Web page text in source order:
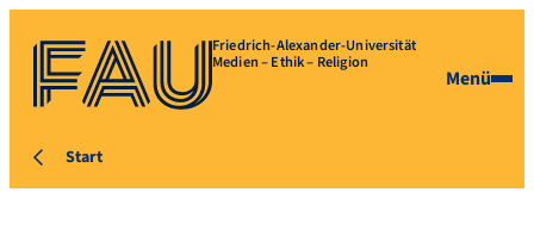
Friedrich-Alexander-Universität
Medien – Ethik – Religion
Menü
Start